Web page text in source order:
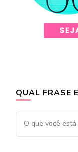
QUAL FRASE
Procurando
algo?